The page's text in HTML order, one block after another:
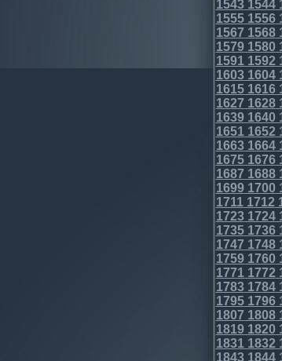
15431544
15551556
1567 1568
15791580
15911592
16031604
16151616
1627 1628
16391640
16511652
16631664
16751676
1687 1688
16991700
17111712
17231724
17351736
1747 1748
17591760
17711772
17831784
17951796
1807 1808
18191820
18311832
18431844